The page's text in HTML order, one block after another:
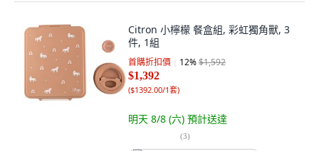
Citron 小檸檬 餐盒組, 彩虹獨角獸, 3
件, 1組
首購折扣價 12%$1,592
$1,392
($1392.00/1套)
明天 8/8 (六) 預計送達
(3)